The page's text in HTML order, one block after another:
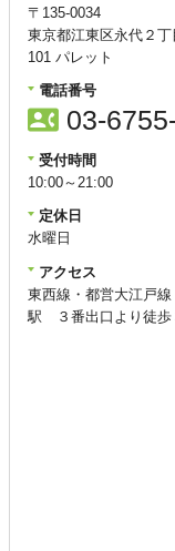
〒135-0034
東京都江東区永代２丁
101 パレット
電話番号
contact_phone 03-
受付時間
10:00～21:00
定休日
水曜日
アクセス
東西線・都営大江戸
駅 ３番出口より徒歩